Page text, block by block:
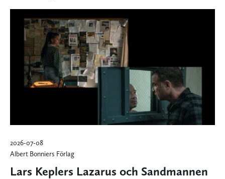
2026-07-08
Albert Bonniers Förlag
Lars Keplers Lazarus och Sandmannen